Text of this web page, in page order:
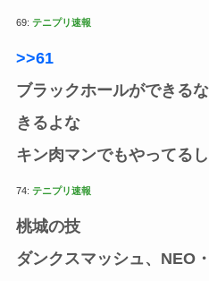
69: テニプリ速報
>>61
ブラックホールができる
きるよな
キン肉マンでもやってるし
74: テニプリ速報
桃城の技
ダンクスマッシュ、NEO